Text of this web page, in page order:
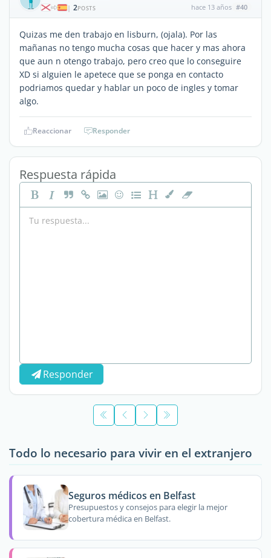
| 2POSTS hace 13 años #40
Quizas me den trabajo en lisburn, (ojala). Por las
mañanas no tengo mucha cosas que hacer y mas ahora
que aun n otengo trabajo, pero creo que lo conseguire
XD si alguien le apetece que se ponga en contacto
podriamos quedar y hablar un poco de ingles y tomar
algo.
Reaccionar Responder
Respuesta rápida
Responder
Todo lo necesario para vivir en el extranjero
Seguros médicos en Belfast
Presupuestos y consejos para elegir la mejor
cobertura médica en Belfast.